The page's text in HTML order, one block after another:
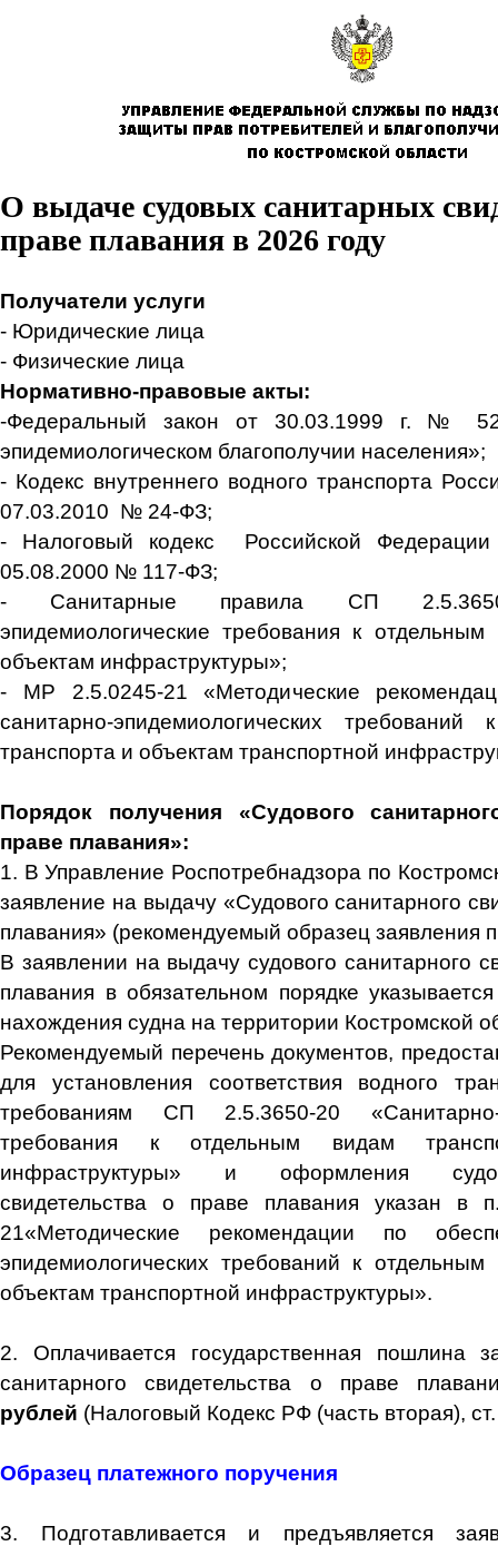
О выдаче судовых санитарных
праве плавания в 2026 году
Получатели услуги
- Юридические лица
- Физические лица
Нормативно-правовые акты:
-Федеральный закон от 30.03.1999 г. №
эпидемиологическом благополучии населения»;
- Кодекс внутреннего водного транспорта
07.03.2010 № 24-ФЗ;
- Налоговый кодекс Российской
05.08.2000 № 117-ФЗ;
- Санитарные правила СП
эпидемиологические требования к
объектам инфраструктуры»;
- МР 2.5.0245-21 «Методические
санитарно-эпидемиологических
транспорта и объектам транспортной
Порядок получения «Судового
праве плавания»:
1. В Управление Роспотребнадзора по
заявление на выдачу «Судового санитарного
плавания» (рекомендуемый образец заявления
В заявлении на выдачу судового санитарного
плавания в обязательном порядке
нахождения судна на территории Костромской
Рекомендуемый перечень документов,
для установления соответствия водного
требованиям СП 2.5.3650-20 «Санитарно-
требования к отдельным видам
инфраструктуры» и оформления
свидетельства о праве плавания указан
21«Методические рекомендации по
эпидемиологических требований к
объектам транспортной инфраструктуры».
2. Оплачивается государственная пошлина
санитарного свидетельства о праве
рублей (Налоговый Кодекс РФ (часть вторая),
Образец платежного поручения
3. Подготавливается и предъявляется